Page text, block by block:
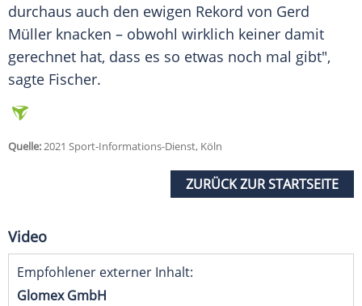
durchaus auch den ewigen Rekord von Gerd
Müller knacken – obwohl wirklich keiner damit
gerechnet hat, dass es so etwas noch mal gibt",
sagte Fischer.
Quelle:2021 Sport-Informations-Dienst, Köln
ZURÜCK ZUR STARTSEITE
Video
Empfohlener externer Inhalt:
Glomex GmbH